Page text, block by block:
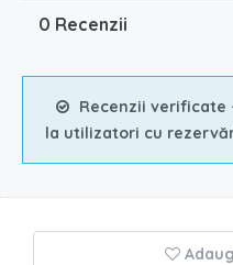
0 Recenzii
Recenzii verificate
la utilizatori cu